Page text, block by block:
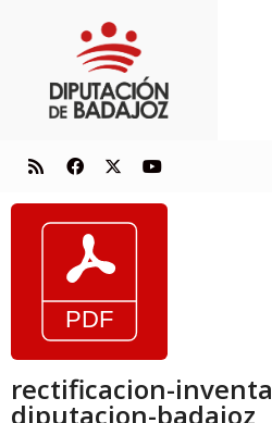
rectificacion-
diputacion-badajoz